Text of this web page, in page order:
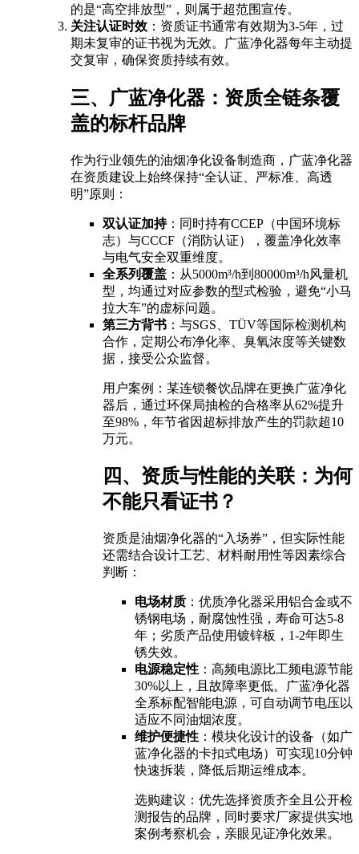
的是“高空排放型”，则属于超范围宣传。
关注认证时效 ：资质证书通常有效期为3-5年，过
期未复审的证书视为无效。广蓝净化器每年主动提
交复审，确保资质持续有效。
三、广蓝净化器：资质全链条覆
盖的标杆品牌
作为行业领先的油烟净化设备制造商，广蓝净化器
在资质建设上始终保持“全认证、严标准、高透
明”原则：
双认证加持：同时持有CCEP（中国环境标
志）与CCCF（消防认证），覆盖净化效率
与电气安全双重维度。
全系列覆盖 ：从5000m³/h到80000m³/h风量机
型，均通过对应参数的型式检验，避免“小马
拉大车”的虚标问题。
第三方背书 ：与SGS、TÜV等国际检测机构
合作，定期公布净化率、臭氧浓度等关键数
据，接受公众监督。
用户案例：某连锁餐饮品牌在更换广蓝净化
器后，通过环保局抽检的合格率从62%提升
至98%，年节省因超标排放产生的罚款超10
万元。
四、资质与性能的关联：为何
不能只看证书？
资质是油烟净化器的“入场券”，但实际性能
还需结合设计工艺、材料耐用性等因素综合
判断：
电场材质 ：优质净化器采用铝合金或不
锈钢电场，耐腐蚀性强，寿命可达5-8
年；劣质产品使用镀锌板，1-2年即生
锈失效。
电源稳定性 ：高频电源比工频电源节能
30%以上，且故障率更低。广蓝净化器
全系标配智能电源，可自动调节电压以
适应不同油烟浓度。
维护便捷性 ：模块化设计的设备（如广
蓝净化器的卡扣式电场）可实现10分钟
快速拆装，降低后期运维成本。
选购建议：优先选择资质齐全且公开检
测报告的品牌，同时要求厂家提供实地
案例考察机会，亲眼见证净化效果。